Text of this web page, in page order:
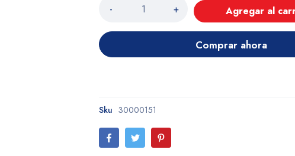
- + Agregar al
Comprar ahora
Sku 30000151